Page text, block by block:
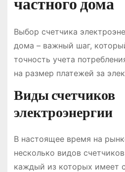
частного дома
Выбор счетчика
дома – важный шаг,
точность учета
на размер платежей за
Виды счетчиков
электроэнергии
В настоящее время на
несколько видов
каждый из которых имеет